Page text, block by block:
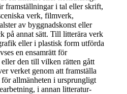
framställningar i tal eller skrift,
verk, filmverk,
av byggnadskonst eller
på annat sätt. Till litterära verk
eller i plastisk form utförda
en ensamrätt för
den till vilken rätten gått
verket genom att framställa
allmänheten i ursprungligt
i annan litteratur-